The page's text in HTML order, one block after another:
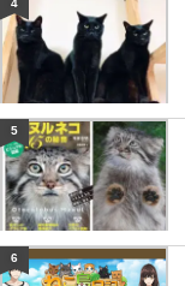
5
6